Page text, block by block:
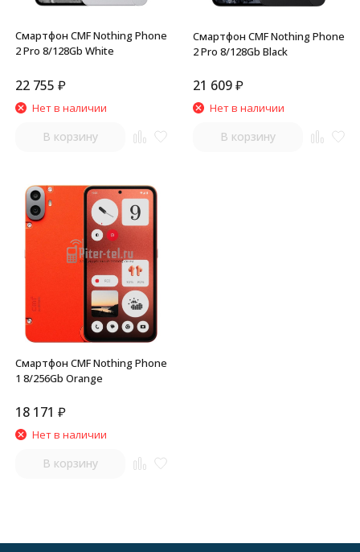
Смартфон CMF Nothing Phone
2 Pro 8/128Gb White
22 755 ₽
Нет в наличии
В корзину
Смартфон CMF Nothing Phone
2 Pro 8/128Gb Black
21 609₽
Нет в наличии
В корзину
Смартфон CMF Nothing Phone
1 8/256Gb Orange
18 171 ₽
Нет в наличии
В корзину